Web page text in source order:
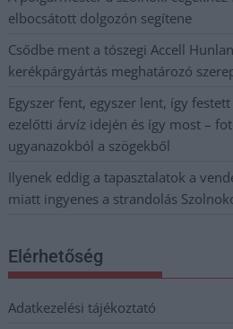
elbocsátott dolgozón segítene
Csődbe ment a tószegi Accell
kerékpárgyártás meghatározó
Egyszer fent, egyszer lent, így
ezelőtti árvíz idején és így most –
ugyanazokból a szögekből
Ilyenek eddig a tapasztalatok a
miatt ingyenes a strandolás
Elérhetőség
Adatkezelési tájékoztató